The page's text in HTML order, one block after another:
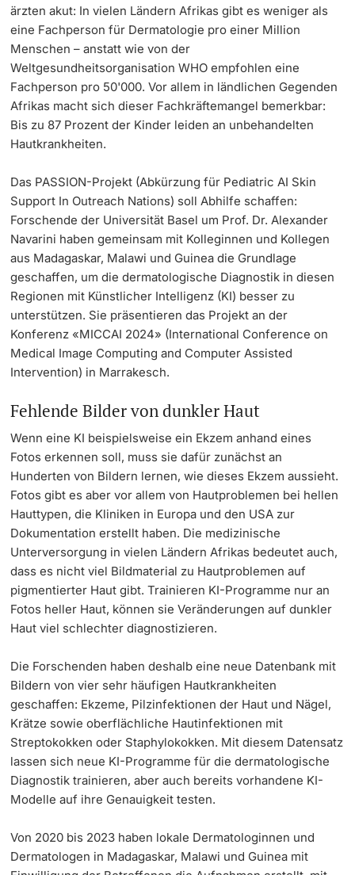
ärzten akut: In vielen Ländern Afrikas gibt es weniger als
eine Fachperson für Dermatologie pro einer Million
Menschen – anstatt wie von der
Weltgesundheitsorganisation WHO empfohlen eine
Fachperson pro 50'000. Vor allem in ländlichen Gegenden
Afrikas macht sich dieser Fachkräftemangel bemerkbar:
Bis zu 87 Prozent der Kinder leiden an unbehandelten
Hautkrankheiten.
Das PASSION-Projekt (Abkürzung für Pediatric AI Skin
Support In Outreach Nations) soll Abhilfe schaffen:
Forschende der Universität Basel um Prof. Dr. Alexander
Navarini haben gemeinsam mit Kolleginnen und Kollegen
aus Madagaskar, Malawi und Guinea die Grundlage
geschaffen, um die dermatologische Diagnostik in diesen
Regionen mit Künstlicher Intelligenz (KI) besser zu
unterstützen. Sie präsentieren das Projekt an der
Konferenz «MICCAI 2024» (International Conference on
Medical Image Computing and Computer Assisted
Intervention) in Marrakesch.
Fehlende Bilder von dunkler Haut
Wenn eine KI beispielsweise ein Ekzem anhand eines
Fotos erkennen soll, muss sie dafür zunächst an
Hunderten von Bildern lernen, wie dieses Ekzem aussieht.
Fotos gibt es aber vor allem von Hautproblemen bei hellen
Hauttypen, die Kliniken in Europa und den USA zur
Dokumentation erstellt haben. Die medizinische
Unterversorgung in vielen Ländern Afrikas bedeutet auch,
dass es nicht viel Bildmaterial zu Hautproblemen auf
pigmentierter Haut gibt. Trainieren KI-Programme nur an
Fotos heller Haut, können sie Veränderungen auf dunkler
Haut viel schlechter diagnostizieren.
Die Forschenden haben deshalb eine neue Datenbank mit
Bildern von vier sehr häufigen Hautkrankheiten
geschaffen: Ekzeme, Pilzinfektionen der Haut und Nägel,
Krätze sowie oberflächliche Hautinfektionen mit
Streptokokken oder Staphylokokken. Mit diesem Datensatz
lassen sich neue KI-Programme für die dermatologische
Diagnostik trainieren, aber auch bereits vorhandene KI-
Modelle auf ihre Genauigkeit testen.
Von 2020 bis 2023 haben lokale Dermatologinnen und
Dermatologen in Madagaskar, Malawi und Guinea mit